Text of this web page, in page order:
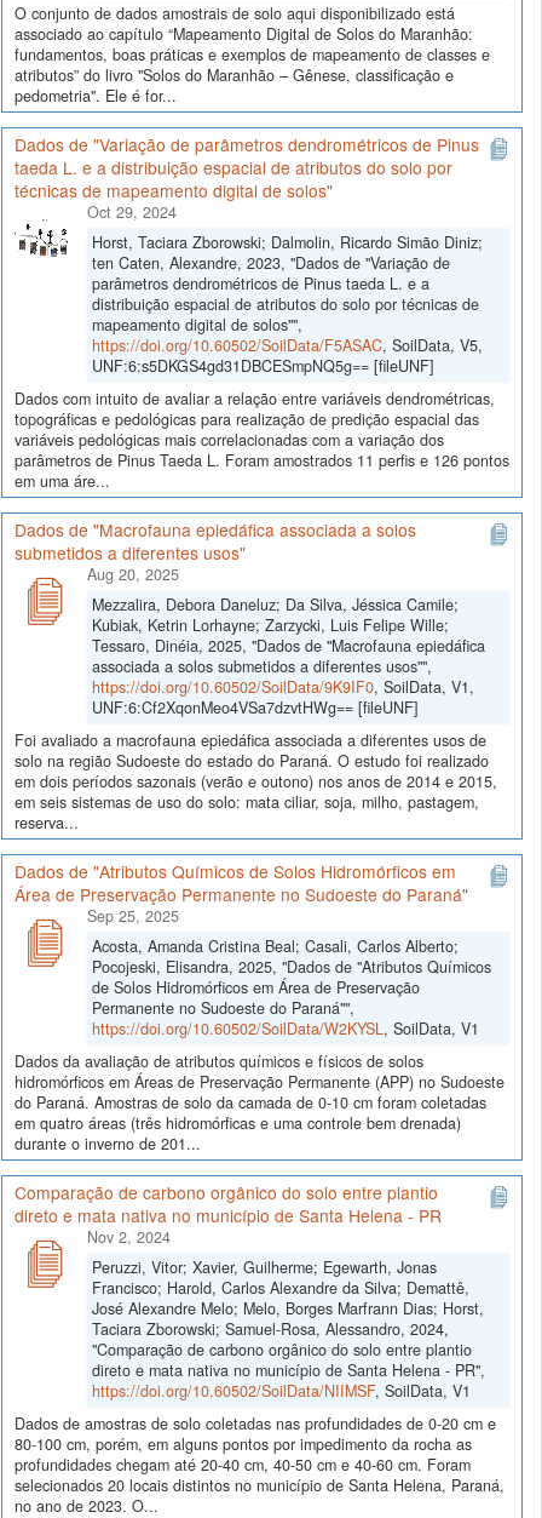
O conjunto de dados amostrais de solo aqui disponibilizado está
associado ao capítulo “Mapeamento Digital de Solos do Maranhão:
fundamentos, boas práticas e exemplos de mapeamento de classes e
atributos” do livro "Solos do Maranhão – Gênese, classificação e
pedometria". Ele é for...
Dados de "Variação de parâmetros dendrométricos de Pinus
taeda L. e a distribuição espacial de atributos do solo por
técnicas de mapeamento digital de solos"
Oct 29, 2024
Horst, Taciara Zborowski; Dalmolin, Ricardo Simão Diniz;
ten Caten, Alexandre, 2023, "Dados de "Variação de
parâmetros dendrométricos de Pinus taeda L. e a
distribuição espacial de atributos do solo por técnicas de
mapeamento digital de solos"",
https://doi.org/10.60502/SoilData/F5ASAC, SoilData, V5,
UNF:6:s5DKGS4gd31DBCESmpNQ5g== [fileUNF]
Dados com intuito de avaliar a relação entre variáveis dendrométricas,
topográficas e pedológicas para realização de predição espacial das
variáveis pedológicas mais correlacionadas com a variação dos
parâmetros de Pinus Taeda L. Foram amostrados 11 perfis e 126 pontos
em uma áre...
Dados de "Macrofauna epiedáfica associada a solos
submetidos a diferentes usos"
Aug 20, 2025
Mezzalira, Debora Daneluz; Da Silva, Jéssica Camile;
Kubiak, Ketrin Lorhayne; Zarzycki, Luis Felipe Wille;
Tessaro, Dinéia, 2025, "Dados de "Macrofauna epiedáfica
associada a solos submetidos a diferentes usos"",
https://doi.org/10.60502/SoilData/9K9IF0, SoilData, V1,
UNF:6:Cf2XqonMeo4VSa7dzvtHWg== [fileUNF]
Foi avaliado a macrofauna epiedáfica associada a diferentes usos de
solo na região Sudoeste do estado do Paraná. O estudo foi realizado
em dois períodos sazonais (verão e outono) nos anos de 2014 e 2015,
em seis sistemas de uso do solo: mata ciliar, soja, milho, pastagem,
reserva...
Dados de "Atributos Químicos de Solos Hidromórficos em
Área de Preservação Permanente no Sudoeste do Paraná"
Sep 25, 2025
Acosta, Amanda Cristina Beal; Casali, Carlos Alberto;
Pocojeski, Elisandra, 2025, "Dados de "Atributos Químicos
de Solos Hidromórficos em Área de Preservação
Permanente no Sudoeste do Paraná"",
https://doi.org/10.60502/SoilData/W2KYSL, SoilData, V1
Dados da avaliação de atributos químicos e físicos de solos
hidromórficos em Áreas de Preservação Permanente (APP) no Sudoeste
do Paraná. Amostras de solo da camada de 0-10 cm foram coletadas
em quatro áreas (três hidromórficas e uma controle bem drenada)
durante o inverno de 201...
Comparação de carbono orgânico do solo entre plantio
direto e mata nativa no município de Santa Helena - PR
Nov 2, 2024
Peruzzi, Vitor; Xavier, Guilherme; Egewarth, Jonas
Francisco; Harold, Carlos Alexandre da Silva; Demattê,
José Alexandre Melo; Melo, Borges Marfrann Dias; Horst,
Taciara Zborowski; Samuel-Rosa, Alessandro, 2024,
"Comparação de carbono orgânico do solo entre plantio
direto e mata nativa no município de Santa Helena - PR",
https://doi.org/10.60502/SoilData/NIIMSF, SoilData, V1
Dados de amostras de solo coletadas nas profundidades de 0-20 cm e
80-100 cm, porém, em alguns pontos por impedimento da rocha as
profundidades chegam até 20-40 cm, 40-50 cm e 40-60 cm. Foram
selecionados 20 locais distintos no município de Santa Helena, Paraná,
no ano de 2023. O...